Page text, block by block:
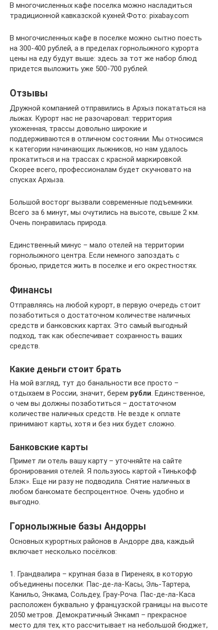
В многочисленных кафе поселка можно насладиться
традиционной кавказской кухней.Фото: pixabay.com
В многочисленных кафе в поселке можно сытно поесть
на 300-400 рублей, а в пределах горнолыжного курорта
цены на еду будут выше: здесь за тот же набор блюд
придется выложить уже 500-700 рублей.
Отзывы
Дружной компанией отправились в Архыз покататься на
лыжах. Курорт нас не разочаровал: территория
ухоженная, трассы довольно широкие и
поддерживаются в отличном состоянии. Мы относимся
к категории начинающих лыжников, но нам удалось
прокатиться и на трассах с красной маркировкой.
Скорее всего, профессионалам будет скучновато на
спусках Архыза.
Большой восторг вызвали современные подъемники.
Всего за 6 минут, мы очутились на высоте, свыше 2 км.
Очень понравилась природа.
Единственный минус – мало отелей на территории
горнолыжного центра. Если немного запоздать с
бронью, придется жить в поселке и его окрестностях.
Финансы
Отправляясь на любой курорт, в первую очередь стоит
позаботиться о достаточном количестве наличных
средств и банковских картах. Это самый выгодный
подход, так как обеспечивает сохранность ваших
средств.
Какие деньги стоит брать
На мой взгляд, тут до банальности все просто –
отдыхаем в России, значит, берем рубли . Единственное,
о чем вы должны позаботиться – достаточном
количестве наличных средств. Не везде к оплате
принимают карты, хотя и без них будет сложно.
Банковские карты
Примет ли отель вашу карту – уточняйте на сайте
бронирования отелей. Я пользуюсь картой «Тинькофф
Блэк». Еще ни разу не подводила. Снятие наличных в
любом банкомате беспроцентное. Очень удобно и
выгодно.
Горнолыжные базы Андорры
Основных курортных районов в Андорре два, каждый
включает несколько посёлков:
1. Грандвалира – крупная база в Пиренеях, в которую
объединены поселки: Пас-де-ла-Касы, Эль-Тартера,
Канильо, Энкама, Сольдеу, Грау-Роча. Пас-де-ла-Каса
расположен буквально у французской границы на высоте
2050 метров. Демократичный Энкамп – прекрасное
место для тех, кто рассчитывает на небольшой бюджет,